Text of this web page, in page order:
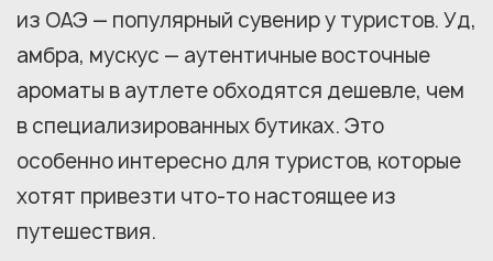
из ОАЭ — популярный сувенир у туристов. Уд,
амбра, мускус — аутентичные восточные
ароматы в аутлете обходятся дешевле, чем
в специализированных бутиках. Это
особенно интересно для туристов, которые
хотят привезти что-то настоящее из
путешествия.